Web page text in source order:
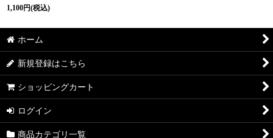
1,100円(税込)
ホーム
新規登録はこちら
ショッピングカート
ログイン
商品カテゴリ一覧